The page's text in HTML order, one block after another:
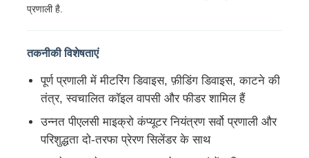
हमारे बारे में
प्रणाली है.
तकनीकी विशेषताएं
पूर्ण प्रणाली में मीटरिंग डिवाइस, फ़ीडिंग डिवाइस, काटने की
तंत्र, स्वचालित कॉइल वापसी और फीडर शामिल हैं
उन्नत पीएलसी माइक्रो कंप्यूटर नियंत्रण सर्वो प्रणाली और
परिशुद्धता दो-तरफा प्रेरण सिलेंडर के साथ